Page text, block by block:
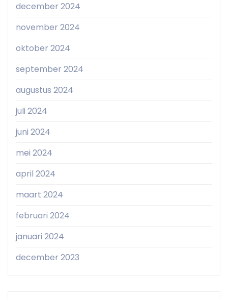
december 2024
november 2024
oktober 2024
september 2024
augustus 2024
juli 2024
juni 2024
mei 2024
april 2024
maart 2024
februari 2024
januari 2024
december 2023